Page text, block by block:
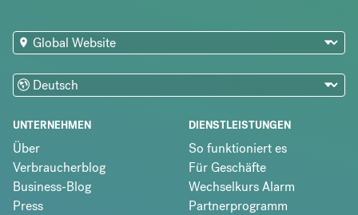
UNTERNEHMEN
Über
Verbraucherblog
Business-Blog
Press
DIENSTLEISTUNGEN
So funktioniert es
Für Geschäfte
Wechselkurs Alarm
Partnerprogramm